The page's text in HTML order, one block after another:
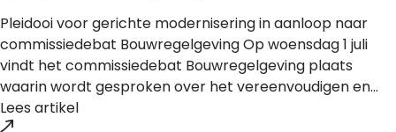
Pleidooi voor gerichte modernisering in aanloop naar
commissiedebat Bouwregelgeving Op woensdag 1 juli
vindt het commissiedebat Bouwregelgeving plaats
waarin wordt gesproken over het vereenvoudigen en...
Lees artikel